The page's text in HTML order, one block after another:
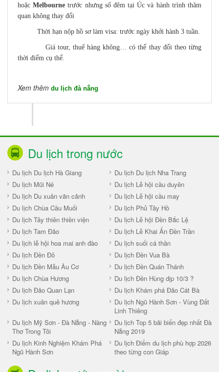
hoặcMelbourne trước nhưng số đêm tại Úc và hành trình thăm
quan không thay đổi
Thời hạn nộp hồ sơ làm visa: trước ngày khởi hành 3 tuần.
Giá tour, thuế hàng không… có thể thay đổi theo từng
thời điểm cụ thể.
Xem thêm du lịch đà nẵng
Du lịch trong nước
Du lịch Du lịch Hà Giang
Du lịch Du lịch Nha Trang
Du lịch Mũi Né
Du lịch Lễ hội cầu duyên
Du lịch Du xuân vãn cảnh
Du lịch Lễ hội cầu may
Du lịch Chùa Cầu Muối
Du lịch Phủ Tây Hồ
Du lịch Tây thiên thiền viện
Du lịch Lễ hội Đền Bắc Lệ
Du lịch Tam Đảo
Du lịch Lễ Khai Ấn Đền Trần
Du lịch lễ hội hoa mai anh đào
Du lịch suối cá thần
Du lịch Đền Đô
Du lịch Đền Vua Bà
Du lịch Đền Mẫu Âu Cơ
Du lịch Đền Quán Thánh
Du lịch Chùa Hương
Du lịch Đền Hùng dịp 10/3 ?
Du lịch Đảo Quan Lạn
Du lịch Khám phá Đảo Cát Bà
Du lịch xuân quê hương
Du lịch Ngũ Hành Sơn - Vùng Đất
Linh Thiêng
Du lịch Mỹ Sơn - Đà Nẵng - Nàng
Thơ Trong Tôi
Du lịch Top 5 bãi biển đẹp nhất Đà
Nẵng 2019
Du lịch Kinh Nghiệm Khám Phá
Ngũ Hành Sơn
Du lịch Điểm du lịch phù hợp 2026
theo từng con Giáp